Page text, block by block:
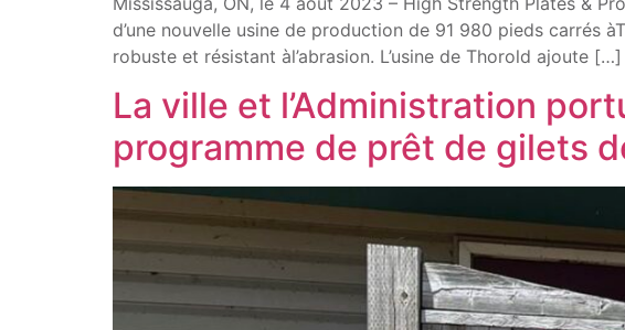
d’une nouvelle usine de production de 91 980 pieds carrés
robuste et résistant àl’abrasion. L’usine de Thorold ajoute […]
La ville et l’Administration
programme de prêt de gilets